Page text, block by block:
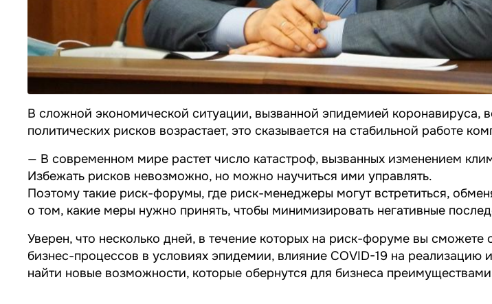
В сложной экономической ситуации, вызванной эпидемией коронавируса,
политических рисков возрастает, это сказывается на стабильной работе
— В современном мире растет число катастроф, вызванных изменением
Избежать рисков невозможно, но можно научиться ими управлять.
Поэтому такие риск-форумы, где риск-менеджеры могут встретиться,
о том, какие меры нужно принять, чтобы минимизировать негативные
Уверен, что несколько дней, в течение которых на риск-форуме вы
бизнес-процессов в условиях эпидемии, влияние COVID-19 на реализацию
найти новые возможности, которые обернутся для бизнеса преимуществами